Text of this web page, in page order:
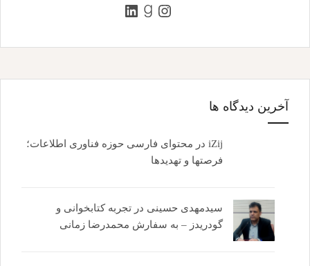
اینستاگرم
گودریدز
لینکداین
آخرین دیدگاه ها
iZij در محتوای فارسی حوزه فناوری اطلاعات؛
فرصتها و تهدیدها
سیدمهدی حسینی در تجربه کتابخوانی و
گودریدز – به سفارش محمدرضا زمانی